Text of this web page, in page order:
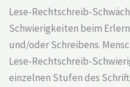
Lese-Rechtschreib-
Schwierigkeiten beim
und/oder Schreibens.
Lese-Rechtschreib-
einzelnen Stufen des